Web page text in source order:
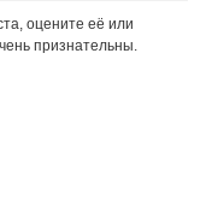
оцените её или
признательны.